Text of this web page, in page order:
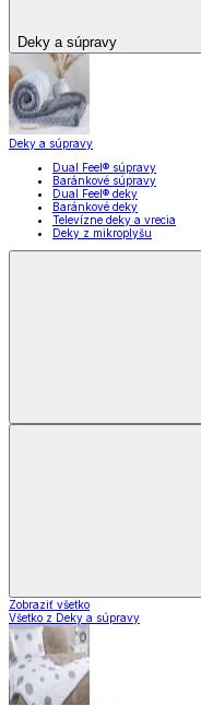
Deky a súpravy
Deky a súpravy
Dual Feel® súpravy
Baránkové súpravy
Dual Feel® deky
Baránkové deky
Televízne deky a vrecia
Deky z mikroplyšu
Zobraziť všetko
Všetko z Deky a súpravy